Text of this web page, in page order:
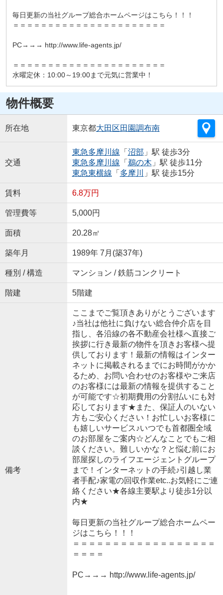
毎日更新の当社グループ総合ホームページはこちら！！！
＝＝＝＝＝＝＝＝＝＝＝＝＝＝＝＝＝＝＝＝＝＝
PC→→→ http://www.life-agents.jp/
＝＝＝＝＝＝＝＝＝＝＝＝＝＝＝＝＝＝＝＝＝＝
水曜定休：10:00～19:00まで元気に営業中！
物件概要
所在地 東京都大田区田園調布南
交通
東急多摩川線 「 沼部 」駅 徒歩3分
東急多摩川線 「 鵜の木 」駅 徒歩11分
東急東横線 「 多摩川 」駅 徒歩15分
賃料 6.8万円
管理費等 5,000円
面積 20.28㎡
築年月 1989年 7月(築37年)
種別 / 構造 マンション / 鉄筋コンクリート
階建 5階建
備考
ここまでご覧頂きありがとうございます
♪当社は他社に負けない総合仲介店を目
指し、各沿線の各不動産会社様へ直接ご
挨拶に行き最新の物件を頂きお客様へ提
供しております！最新の情報はインター
ネットに掲載されるまでにお時間がかか
るため、お問い合わせのお客様やご来店
のお客様には最新の情報を提供すること
が可能です☆初期費用の分割払いにも対
応しております★また、保証人のいない
方もご安心ください！お忙しいお客様に
も嬉しいサービス♪いつでも首都圏全域
のお部屋をご案内☆どんなことでもご相
談ください。難しいかな？と悩む前にお
部屋探しのライフエージェントグループ
まで！インターネットの手続♪引越し業
者手配♪家電の回収作業etc..お気軽にご連
絡ください★各線主要駅より徒歩1分以
内★
毎日更新の当社グループ総合ホームペー
ジはこちら！！！
＝＝＝＝＝＝＝＝＝＝＝＝＝＝＝＝＝＝
＝＝＝＝
PC→→→ http://www.life-agents.jp/